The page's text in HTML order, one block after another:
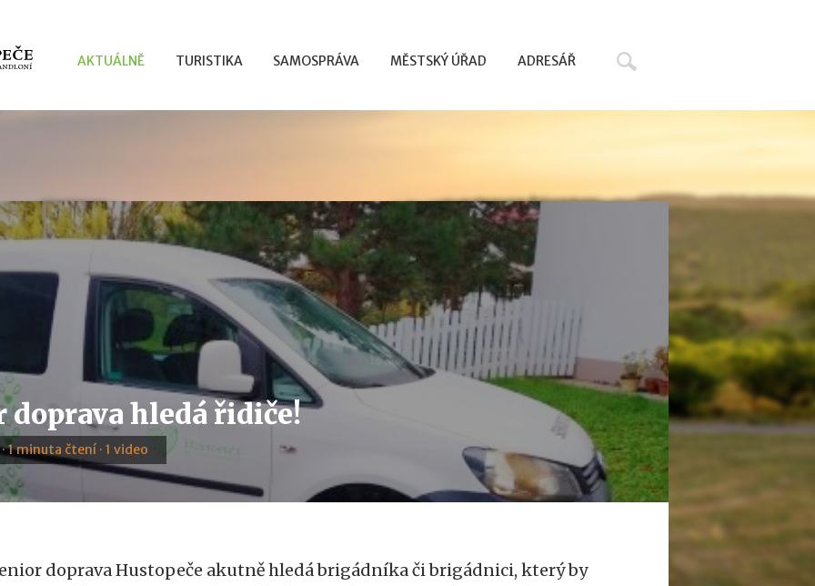
AKTUÁLNĚ TURISTIKA SAMOSPRÁVA MĚSTSKÝ ÚŘAD ADRESÁŘ
doprava hledá řidiče!
1 minuta čtení · 1 video
doprava Hustopeče akutně hledá brigádníka či brigádnici, který by